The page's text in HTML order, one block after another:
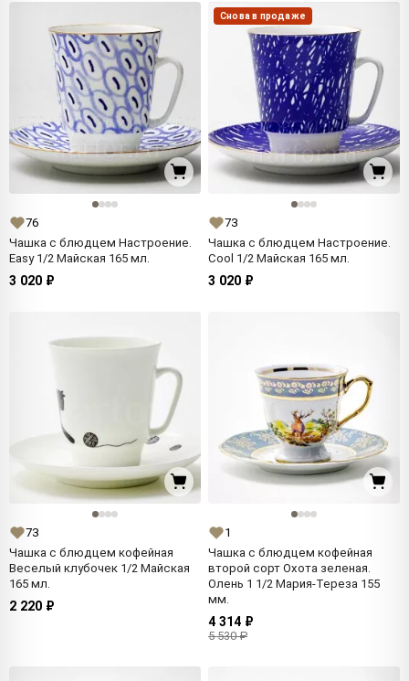
76
Чашка с блюдцем Настроение.
Easy 1/2 Майская 165 мл.
3 020 ₽
Снова в продаже
73
Чашка с блюдцем Настроение.
Cool 1/2 Майская 165 мл.
3 020 ₽
73
Чашка с блюдцем кофейная
Веселый клубочек 1/2 Майская
165 мл.
2 220 ₽
1
Чашка с блюдцем кофейная
второй сорт Охота зеленая.
Олень 1 1/2 Мария-Тереза 155
мм.
4 314 ₽
5 530 ₽